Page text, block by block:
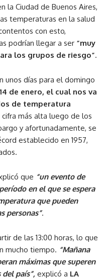
la Ciudad de Buenos Aires,
temperaturas en la salud
con esto,
podrían llegar a ser “muy
los grupos de riesgo”.
unos días para el domingo
de enero, el cual nos va
de temperatura
más alta luego de los
y afortunadamente, se
establecido en 1957,
que “un evento de
en el que se espera
que pueden
personas”.
de las 13:00 horas, lo que
mucho tiempo. “Mañana
máximas que superen
del país”, explicó a LA